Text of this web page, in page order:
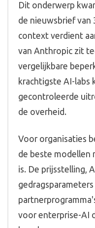
Dit onderwerp
de nieuwsbrief van
context verdient
van Anthropic zit
vergelijkbare
krachtigste AI-labs
gecontroleerde
de overheid.
Voor organisaties
de beste modellen
is. De prijsstelling,
voor enterprise-AI